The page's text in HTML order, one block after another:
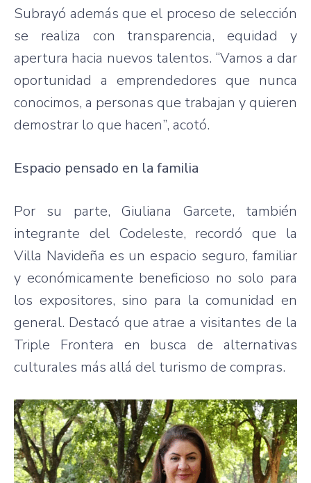
Subrayó además que el proceso de selección
se realiza con transparencia, equidad y
apertura hacia nuevos talentos. “Vamos a dar
oportunidad a emprendedores que nunca
conocimos, a personas que trabajan y quieren
demostrar lo que hacen”, acotó.
Espacio pensado en la familia
Por su parte, Giuliana Garcete, también
integrante del Codeleste, recordó que la
Villa Navideña es un espacio seguro, familiar
y económicamente beneficioso no solo para
los expositores, sino para la comunidad en
general. Destacó que atrae a visitantes de la
Triple Frontera en busca de alternativas
culturales más allá del turismo de compras.